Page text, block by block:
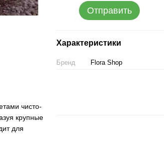
чисто-
крупные
для
Отправить
Характеристики
Бренд Flora Shop